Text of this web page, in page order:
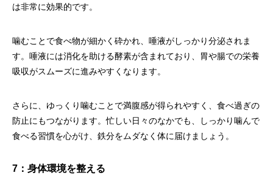
は非常に効果的です。
噛むことで食べ物が細かく砕かれ、唾液がしっかり分泌されま
す。唾液には消化を助ける酵素が含まれており、胃や腸での栄養
吸収がスムーズに進みやすくなります。
さらに、ゆっくり噛むことで満腹感が得られやすく、食べ過ぎの
防止にもつながります。忙しい日々のなかでも、しっかり噛んで
食べる習慣を心がけ、鉄分をムダなく体に届けましょう。
7：身体環境を整える